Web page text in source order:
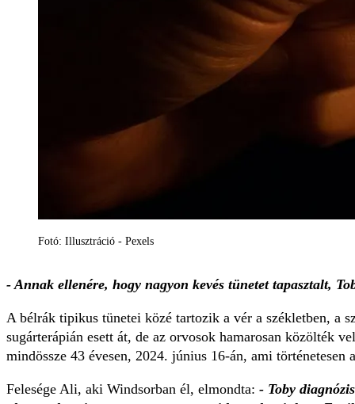
Fotó: Illusztráció - Pexels
- Annak ellenére, hogy nagyon kevés tünetet tapasztalt,
A bélrák tipikus tünetei közé tartozik a vér a székletben, a
sugárterápián esett át, de az orvosok hamarosan közölték
mindössze 43 évesen, 2024. június 16-án, ami történetesen
Felesége Ali, aki Windsorban él, elmondta: - Toby